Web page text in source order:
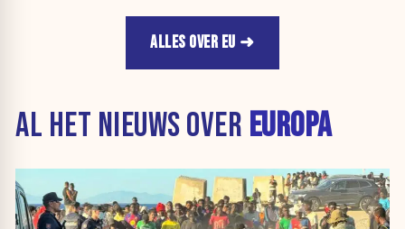
ALLES OVER EU
AL HET NIEUWS OVER EUROPA